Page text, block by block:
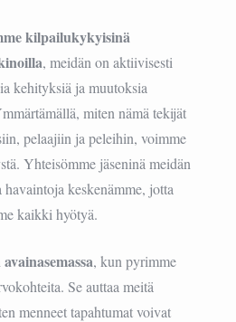
kilpailukykyisinä
, meidän on aktiivisesti
kehityksiä ja muutoksia
miten nämä tekijät
pelaajiin ja peleihin, voimme
Yhteisömme jäseninä meidän
havaintoja keskenämme, jotta
kaikki hyötyä.
, kun pyrimme
Se auttaa meitä
menneet tapahtumat voivat